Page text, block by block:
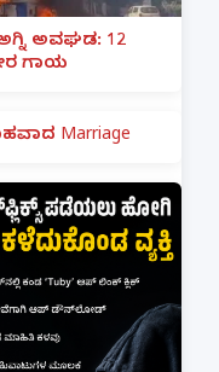
ಅವಘಡ: 12
ಗಾಯ
Marriage